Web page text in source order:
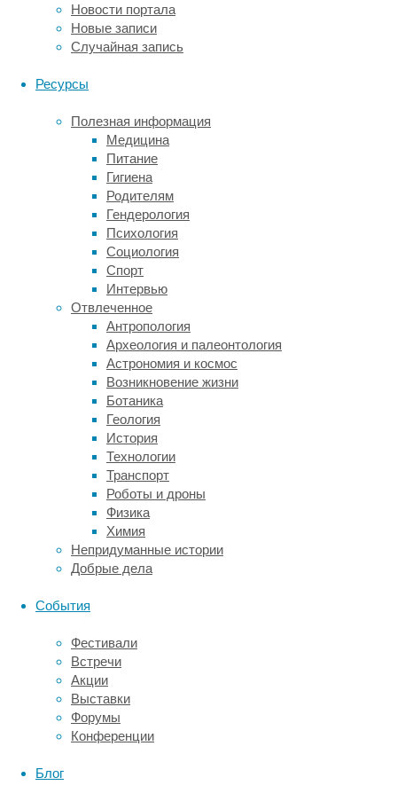
Новости портала
Новые записи
Случайная запись
Ресурсы
Полезная информация
Медицина
Питание
Гигиена
Родителям
Гендерология
Психология
Социология
Спорт
Интервью
Отвлеченное
Антропология
Археология и палеонтология
Астрономия и космос
Возникновение жизни
Ботаника
Геология
История
Технологии
Транспорт
Роботы и дроны
Физика
Химия
Непридуманные истории
Добрые дела
События
Фестивали
Встречи
Акции
Выставки
Форумы
Конференции
Блог
углов
с
закругленными
а
обязана
быть
устойчивой
повреждениям
прочной.
Лучше,
когда
легко
переставляется
достаточно
мобильна.
Столовая
–
это
стулья
и
столы.